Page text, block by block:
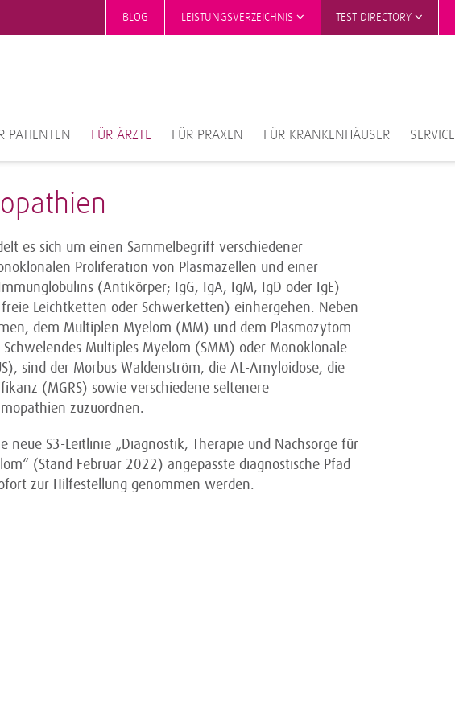
BLOG LEISTUNGSVERZEICHNIS TEST DIRECTORY
PATIENTEN FÜR ÄRZTE FÜR PRAXEN FÜR KRANKENHÄUSER SERVICE
es sich um einen Sammelbegriff verschiedener
Proliferation von Plasmazellen und einer
(Antikörper; IgG, IgA, IgM, IgD oder IgE)
Leichtketten oder Schwerketten) einhergehen. Neben
dem Multiplen Myelom (MM) und dem Plasmozytom
Multiples Myelom (SMM) oder Monoklonale
sind der Morbus Waldenström, die AL-Amyloidose, die
(MGRS) sowie verschiedene seltenere
zuzuordnen.
neue S3-Leitlinie „Diagnostik, Therapie und Nachsorge für
(Stand Februar 2022) angepasste diagnostische Pfad
zur Hilfestellung genommen werden.